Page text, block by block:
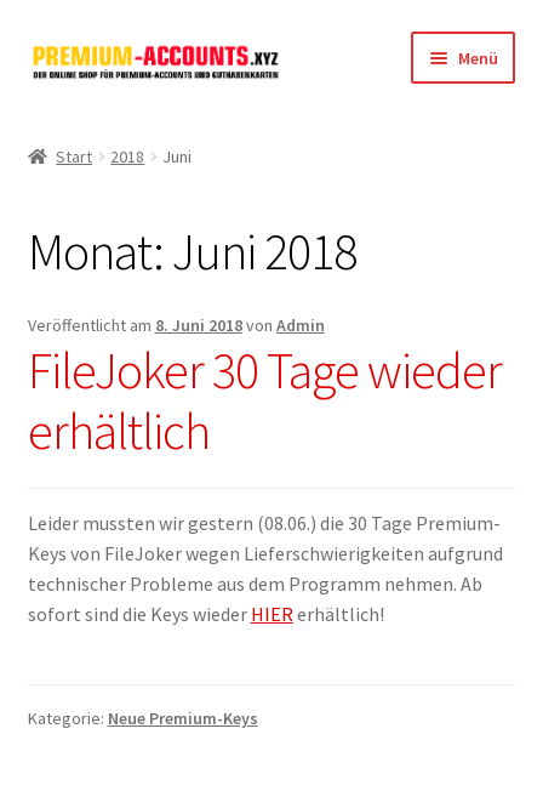
Zur
Navigation
Zum
Inhalt
Menü
FileJoker
Depositfiles
TakeFile
FileFox.cc
Filesmonster
Start 2018 Juni
Monat:Juni 2018
Veröffentlicht am 8. Juni 2018von Admin
FileJoker 30 Tage wieder
erhältlich
Leider mussten wir gestern (08.06.) die 30 Tage Premium-
Keys von FileJoker wegen Lieferschwierigkeiten aufgrund
technischer Probleme aus dem Programm nehmen. Ab
sofort sind die Keys wieder HIERerhältlich!
Kategorie: Neue Premium-Keys